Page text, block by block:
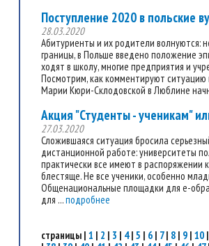
Поступление 2020 в польские
28.03.2020
Абитуриенты и их родители волнуются:
границы, в Польше введено положение
ходят в школу, многие предприятия и
Посмотрим, как комментируют ситуацию
Марии Кюри-Склодовской в Люблине
Акция "Студенты - ученикам"
27.03.2020
Сложившаяся ситуация бросила
дистанционной работе: университеты
практически все имеют в распоряжении
блестяще. Не все ученики, особенно
Общенациональные площадки для е-
для ...подробнее
страницы | 1 | 2 | 3 | 4| 5 | 6 | 7| 8 | 9 | 10 |